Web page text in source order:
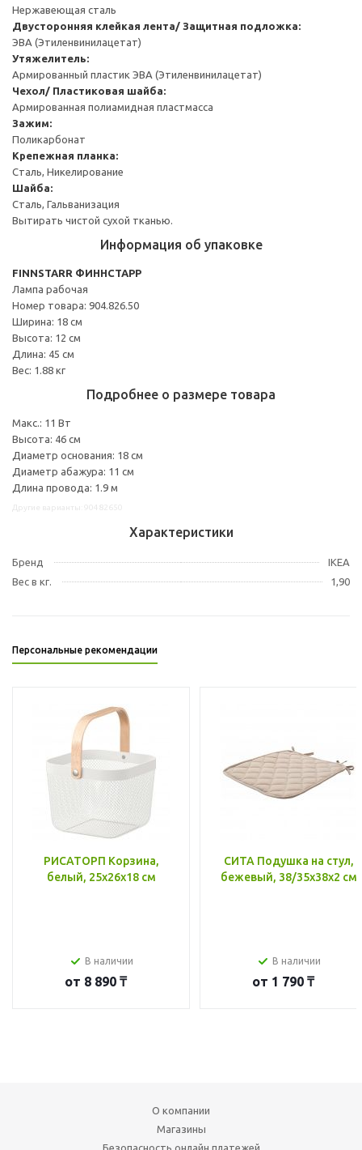
Нержавеющая сталь
Двусторонняя клейкая лента/ Защитная подложка:
ЭВА (Этиленвинилацетат)
Утяжелитель:
Армированный пластик ЭВА (Этиленвинилацетат)
Чехол/ Пластиковая шайба:
Армированная полиамидная пластмасса
Зажим:
Поликарбонат
Крепежная планка:
Сталь, Никелирование
Шайба:
Сталь, Гальванизация
Вытирать чистой сухой тканью.
Информация об упаковке
FINNSTARR ФИННСТАРР
Лампа рабочая
Номер товара: 904.826.50
Ширина: 18 см
Высота: 12 см
Длина: 45 см
Вес: 1.88 кг
Подробнее о размере товара
Макс.: 11 Вт
Высота: 46 см
Диаметр основания: 18 см
Диаметр абажура: 11 см
Длина провода: 1.9 м
Характеристики
Бренд
IKEA
Вес в кг.
1,90
Персональные рекомендации
РИСАТОРП Корзина,
белый, 25x26x18 см
В наличии
от 8 890 ₸
СИТА Подушка на стул,
бежевый, 38/35x38x2 см
В наличии
от 1 790 ₸
О компании
Магазины
Безопасность онлайн платежей